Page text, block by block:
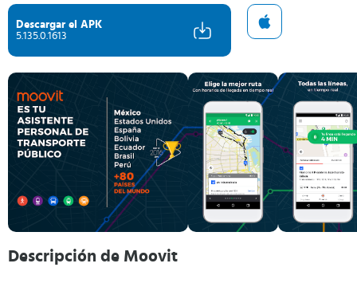
Descargar el APK
5.135.0.1613
Descripción de Moovit